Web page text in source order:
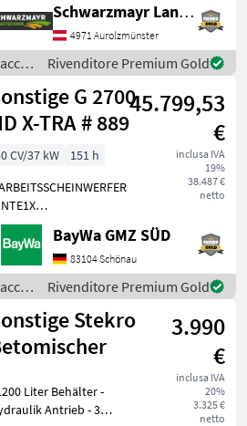
di carico di 3, 0 t
VFG Il team di
della di
Schwarzmayr Landtechnik GmbH - Aurolzmünster
4971 Aurolzmünster
/
Rivenditore Premium Gold
G 2700
HD X-TRA # 889
45.799,53
€
inclusa IVA
19%
38.487 €
netto
CV/37 kW
151 h
62
15
20 KMDRUCKFREIER
BayWa GMZ SÜD
83104 Schönau
/
Rivenditore Premium Gold
Stekro
3.990
€
inclusa IVA
20%
3.325 €
netto
Liter Behälter -
Antrieb - 3